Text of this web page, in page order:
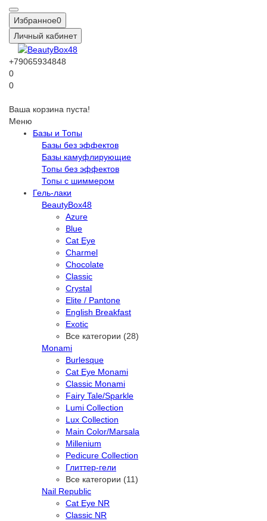
Избранное0
Личный кабинет
+79065934848
0
0
Ваша корзина пуста!
Меню
Базы и Топы
Базы без эффектов
Базы камуфлирующие
Топы без эффектов
Топы с шиммером
Гель-лаки
BeautyBox48
Azure
Blue
Cat Eye
Charmel
Chocolate
Classic
Crystal
Elite / Pantone
English Breakfast
Exotic
Все категории (28)
Monami
Burlesque
Cat Eye Monami
Classic Monami
Fairy Tale/Sparkle
Lumi Collection
Lux Collection
Main Color/Marsala
Millenium
Pedicure Collection
Глиттер-гели
Все категории (11)
Nail Republic
Cat Eye NR
Classic NR